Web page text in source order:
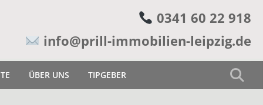
0341 60 22 918
info@prill-immobilien-leipzig.de
ÜBER UNS TIPGEBER